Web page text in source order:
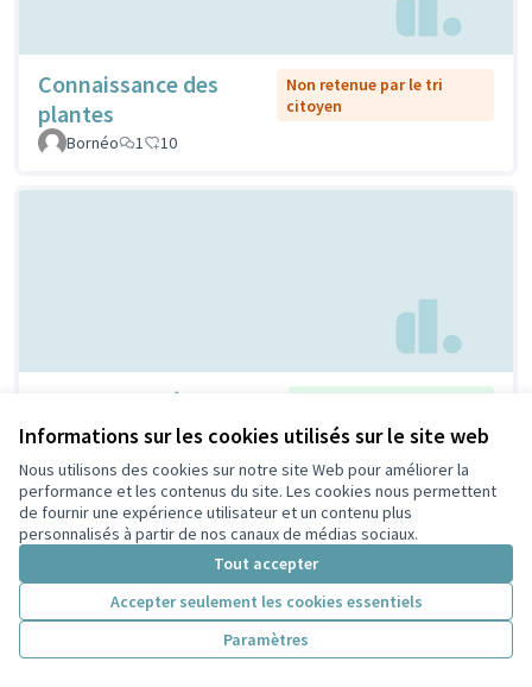
Informations sur les cookies utilisés sur le site web
Nous utilisons des cookies sur notre site Web pour améliorer la
performance et les contenus du site. Les cookies nous permettent
de fournir une expérience utilisateur et un contenu plus
personnalisés à partir de nos canaux de médias sociaux.
Tout accepter
Accepter seulement les cookies essentiels
Paramètres
Connaissance des
plantes
Non retenue par le tri
citoyen
Bornéo
1 10
Un repair café !
Bertrand
6 9